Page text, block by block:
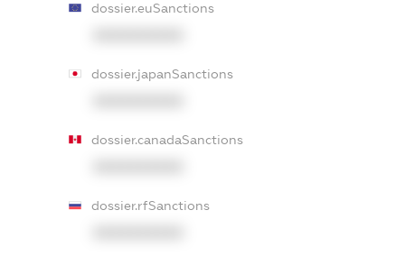
dossier.euSanctions
dossier.japanSanctions
dossier.canadaSanctions
dossier.rfSanctions